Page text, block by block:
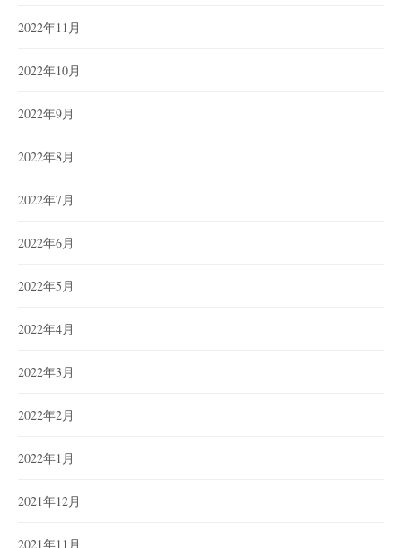
2022年11月
2022年10月
2022年9月
2022年8月
2022年7月
2022年6月
2022年5月
2022年4月
2022年3月
2022年2月
2022年1月
2021年12月
2021年11月